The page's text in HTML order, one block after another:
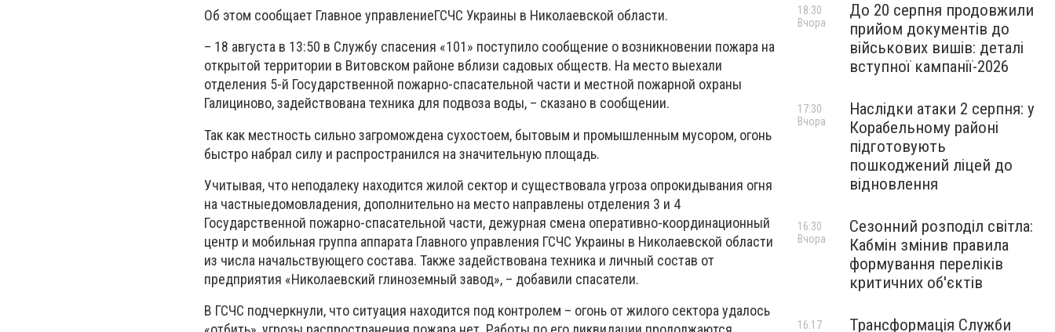
Об этом сообщает Главное управлениеГСЧС Украины в Николаевской области.
– 18 августа в 13:50 в Службу спасения «101» поступило сообщение о возникновении пожара на
открытой территории в Витовском районе вблизи садовых обществ. На место выехали
отделения 5-й Государственной пожарно-спасательной части и местной пожарной охраны
Галициново, задействована техника для подвоза воды, – сказано в сообщении.
Так как местность сильно загромождена сухостоем, бытовым и промышленным мусором, огонь
быстро набрал силу и распространился на значительную площадь.
Учитывая, что неподалеку находится жилой сектор и существовала угроза опрокидывания огня
на частныедомовладения, дополнительно на место направлены отделения 3 и 4
Государственной пожарно-спасательной части, дежурная смена оперативно-координационный
центр и мобильная группа аппарата Главного управления ГСЧС Украины в Николаевской области
из числа начальствующего состава. Также задействована техника и личный состав от
предприятия «Николаевский глиноземный завод», – добавили спасатели.
В ГСЧС подчеркнули, что ситуация находится под контролем – огонь от жилого сектора удалось
До 20 серпня продовжили
прийом документів до
військових вишів: деталі
вступної кампанії-2026
18:30
Вчора
Наслідки атаки 2 серпня: у
Корабельному районі
підготовують
пошкоджений ліцей до
відновлення
17:30
Вчора
Сезонний розподіл світла:
Кабмін змінив правила
формування переліків
критичних об'єктів
16:30
Вчора
Трансформація Служби
16:17